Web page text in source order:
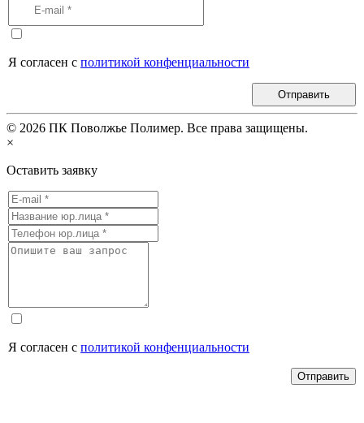
Я согласен с политикой конфенциальности
Отправить
© 2026 ПК Поволжье Полимер. Все права защищены.
×
Оставить заявку
Я согласен с политикой конфенциальности
Отправить